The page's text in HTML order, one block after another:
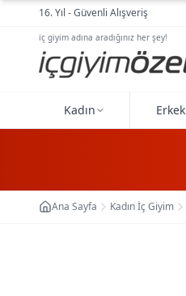
Ana içeriğe geç16. Yıl - Güvenli Alışveriş
iç giyim adına aradığınız her şey!
Kadın Erkek
Ana Sayfa Kadın İç Giyim